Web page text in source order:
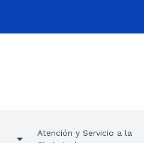
Atención y Servicio a la